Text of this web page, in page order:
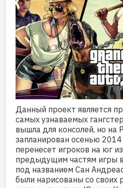
Данный проект является
самых узнаваемых
вышла для консолей, но на
запланирован осенью
перенесет игроков на юг
предыдущим частям игры
под названием Сан
были нарисованы со своих